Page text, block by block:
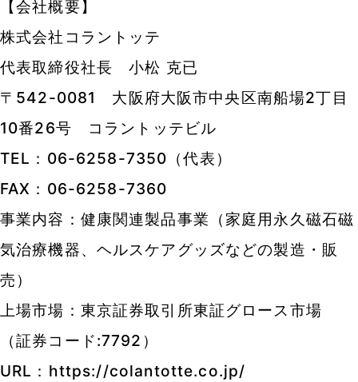
【会社概要】
株式会社コラントッテ
代表取締役社長 小松 克已
〒542-0081 大阪府大阪市中央区南船場2丁目
10番26号 コラントッテビル
TEL：06-6258-7350（代表）
FAX：06-6258-7360
事業内容：健康関連製品事業（家庭用永久磁石磁
気治療機器、ヘルスケアグッズなどの製造・販
売）
上場市場：東京証券取引所東証グロース市場
（証券コード:7792）
URL： https://colantotte.co.jp/